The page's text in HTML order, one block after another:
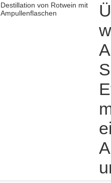
Destillation von Rotwein mit
Ampullenflaschen